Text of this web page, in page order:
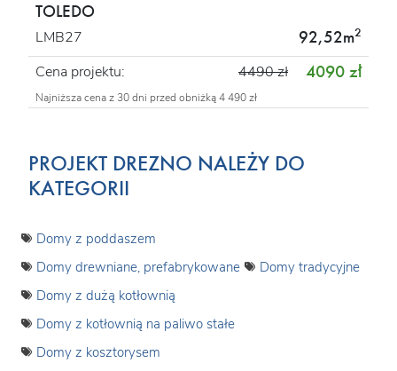
TOLEDO
LMB27 92,52m2
Cena projektu: 4090 zł
4490 zł
Najniższa cena z 30 dni przed obniżką 4 490 zł
PROJEKT DREZNO NALEŻY DO
KATEGORII
Domy z poddaszem
Domy drewniane, prefabrykowane
Domy tradycyjne
Domy z dużą kotłownią
Domy z kotłownią na paliwo stałe
Domy z kosztorysem